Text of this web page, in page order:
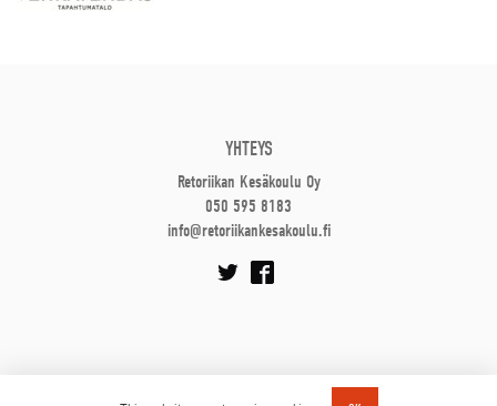
YHTEYS
Retoriikan Kesäkoulu Oy
050 595 8183
info@retoriikankesakoulu.fi